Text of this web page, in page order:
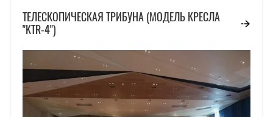
ТЕЛЕСКОПИЧЕСКАЯ ТРИБУНА (МОДЕЛЬ КРЕСЛА
"KTR-4")